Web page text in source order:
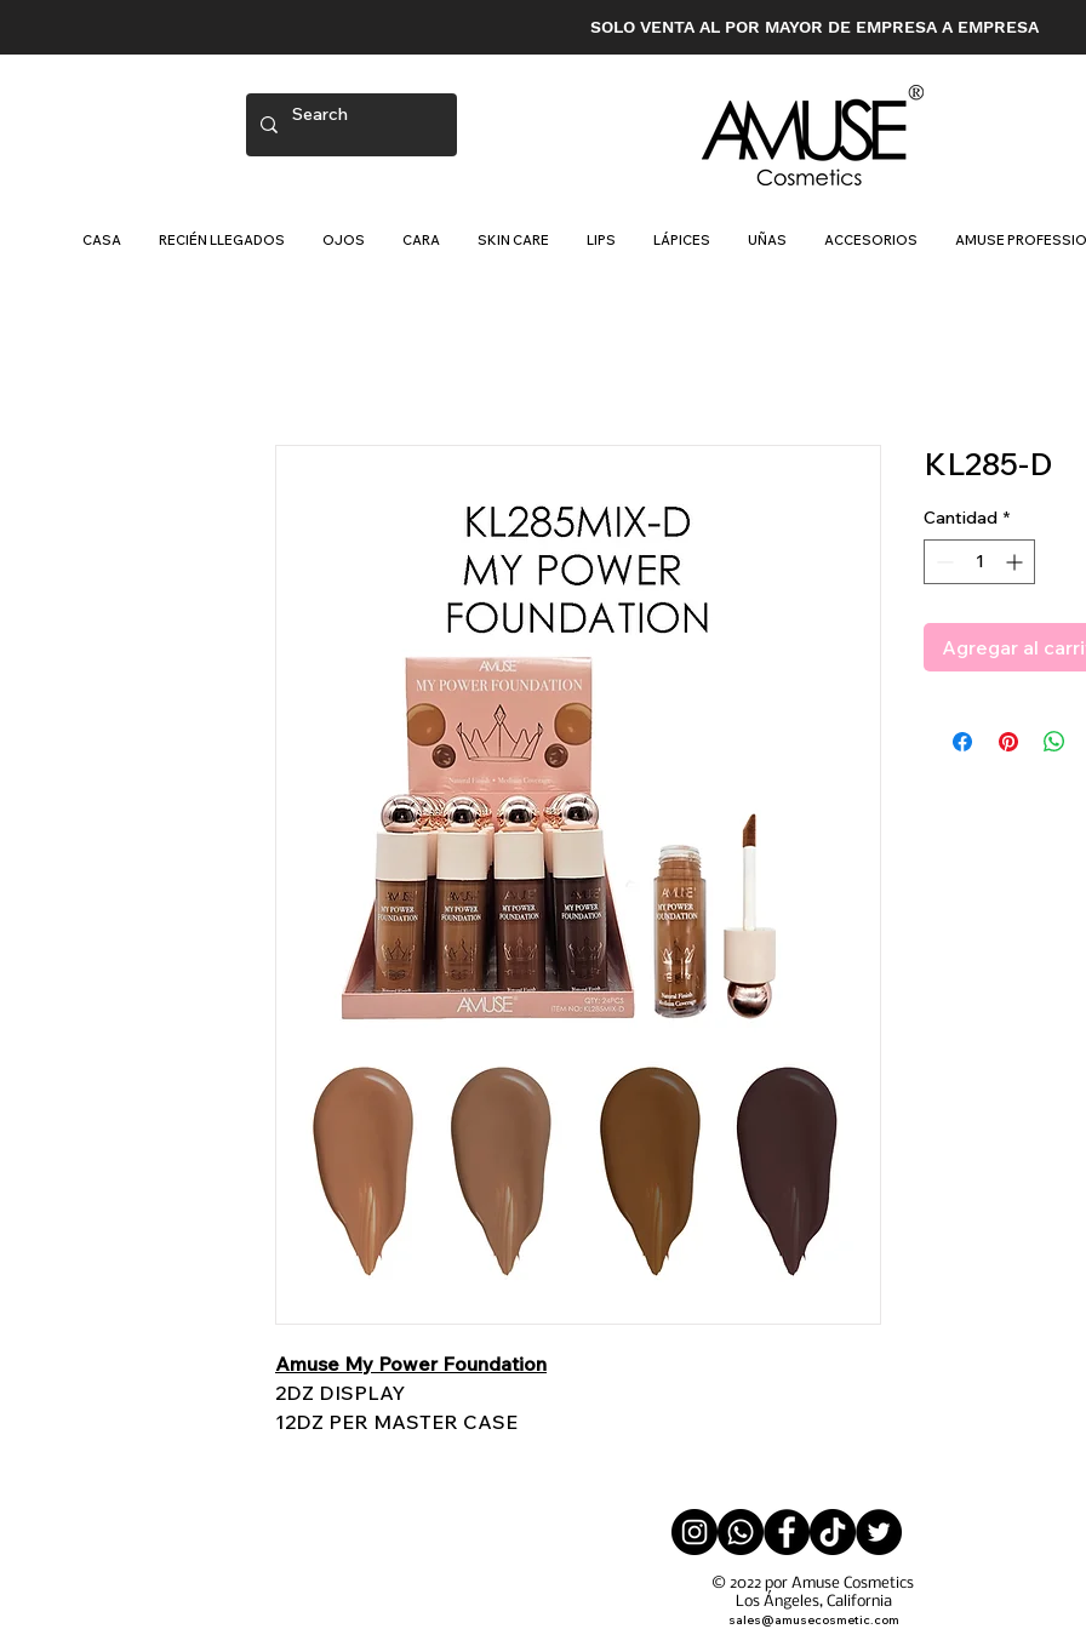
SOLO VENTA AL POR MAYOR DE EMPRESA A EMPRESA
CASA RECIÉN LLEGADOS OJOS CARA SKIN CARE LIPS LÁPICES UÑAS ACCESORIOS AMUSE
Amuse My Power Foundation
2DZ DISPLAY
12DZ PER MASTER CASE
KL285-D
Cantidad *
Agregar al
© 2022 por Amuse Cosmetics
Los Ángeles, California
sales@amusecosmetic.com